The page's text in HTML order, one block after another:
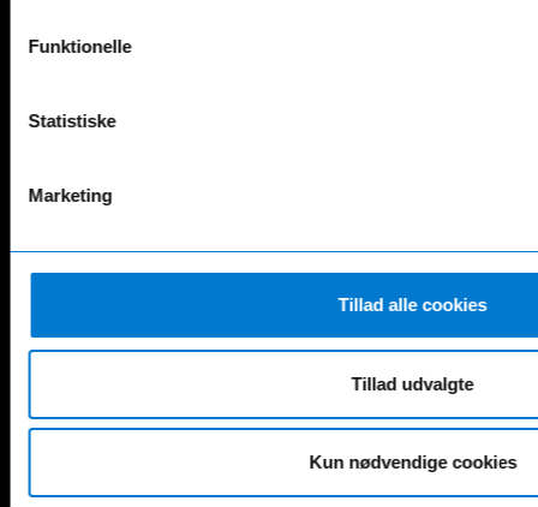
Funktionelle
Statistiske
Marketing
Tillad alle cookies
Tillad udvalgte
Kun nødvendige cookies
A-Klasse
B-Klasse
CLA
EQA
EQB
EQE
GLS
Marco Polo
S-Klasse
V-Klasse
5 E-Tech
CAPTUR